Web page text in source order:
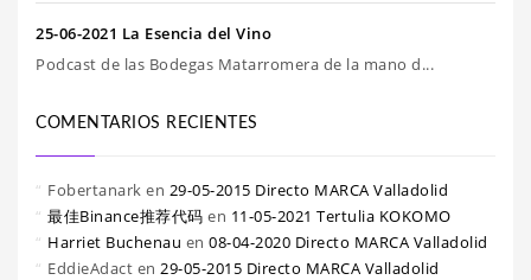
25-06-2021 La Esencia del Vino
Podcast de las Bodegas Matarromera de la mano d...
COMENTARIOS RECIENTES
Fobertanark en 29-05-2015 Directo MARCA Valladolid
最佳Binance推荐代码 en 11-05-2021 Tertulia KOKOMO
Harriet Buchenau en 08-04-2020 Directo MARCA Valladolid
EddieAdact en 29-05-2015 Directo MARCA Valladolid